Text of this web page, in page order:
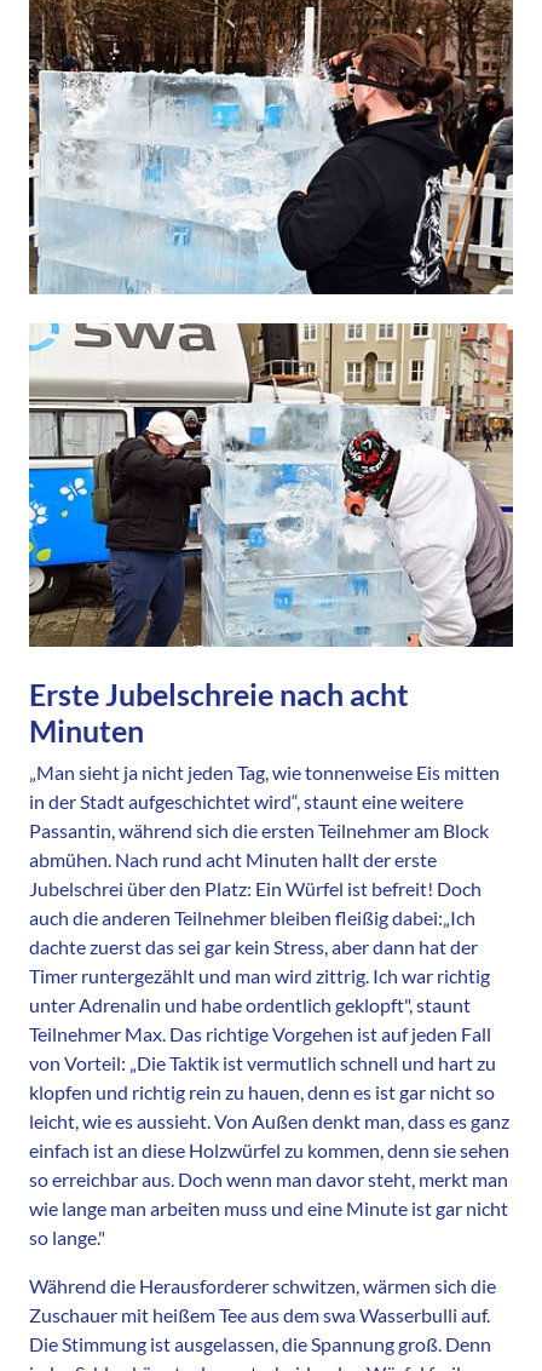
Erste Jubelschreie nach acht
Minuten
„Man sieht ja nicht jeden Tag, wie tonnenweise Eis mitten
in der Stadt aufgeschichtet wird“, staunt eine weitere
Passantin, während sich die ersten Teilnehmer am Block
abmühen. Nach rund acht Minuten hallt der erste
Jubelschrei über den Platz: Ein Würfel ist befreit! Doch
auch die anderen Teilnehmer bleiben fleißig dabei:„Ich
dachte zuerst das sei gar kein Stress, aber dann hat der
Timer runtergezählt und man wird zittrig. Ich war richtig
unter Adrenalin und habe ordentlich geklopft", staunt
Teilnehmer Max. Das richtige Vorgehen ist auf jeden Fall
von Vorteil: „Die Taktik ist vermutlich schnell und hart zu
klopfen und richtig rein zu hauen, denn es ist gar nicht so
leicht, wie es aussieht. Von Außen denkt man, dass es ganz
einfach ist an diese Holzwürfel zu kommen, denn sie sehen
so erreichbar aus. Doch wenn man davor steht, merkt man
wie lange man arbeiten muss und eine Minute ist gar nicht
so lange."
Während die Herausforderer schwitzen, wärmen sich die
Zuschauer mit heißem Tee aus dem swa Wasserbulli auf.
Die Stimmung ist ausgelassen, die Spannung groß. Denn